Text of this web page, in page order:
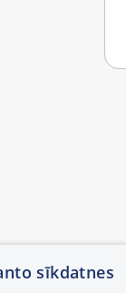
sīkdatnes